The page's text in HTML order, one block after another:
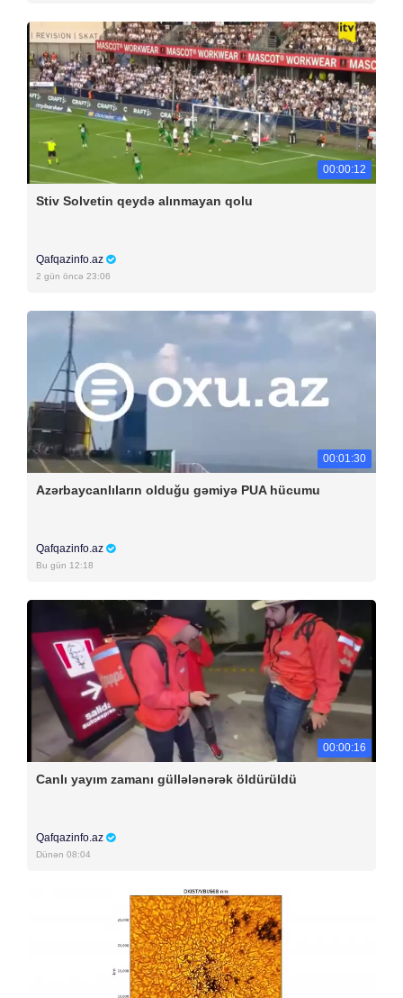
00:00:12
Stiv Solvetin qeydə alınmayan qolu
Qafqazinfo.az
2 gün öncə 23:06
00:01:30
Azərbaycanlıların olduğu gəmiyə PUA hücumu
Qafqazinfo.az
Bu gün 12:18
00:00:16
Canlı yayım zamanı güllələnərək öldürüldü
Qafqazinfo.az
Dünən 08:04